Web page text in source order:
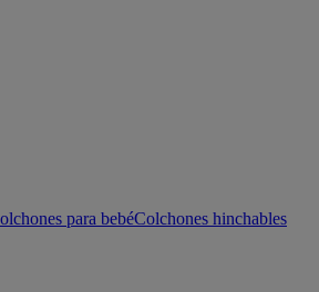
para bebéColchones hinchables